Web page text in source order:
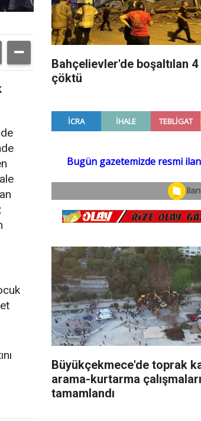
Bahçelievler'de boşaltılan 4
çöktü
Büyükçekmece'de toprak
arama-kurtarma çalışmaları
tamamlandı